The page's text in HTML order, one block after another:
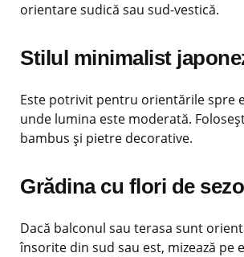
orientare sudică sau sud-vestică.
Stilul minimalist
Este potrivit pentru orientările spre
unde lumina este moderată.
bambus și pietre decorative.
Grădina cu flori de
Dacă balconul sau terasa sunt
însorite din sud sau est, mizează pe